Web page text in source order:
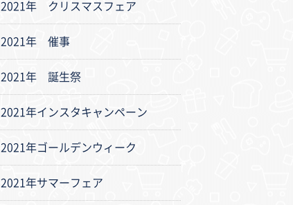
2021年 クリスマスフェア
2021年 催事
2021年 誕生祭
2021年インスタキャンペーン
2021年ゴールデンウィーク
2021年サマーフェア